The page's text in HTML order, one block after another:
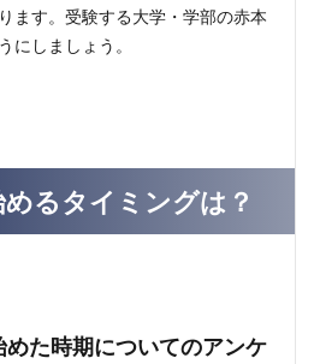
ます。受験する大学・学部の赤本
にしましょう。
るタイミングは？
た時期についてのアンケ